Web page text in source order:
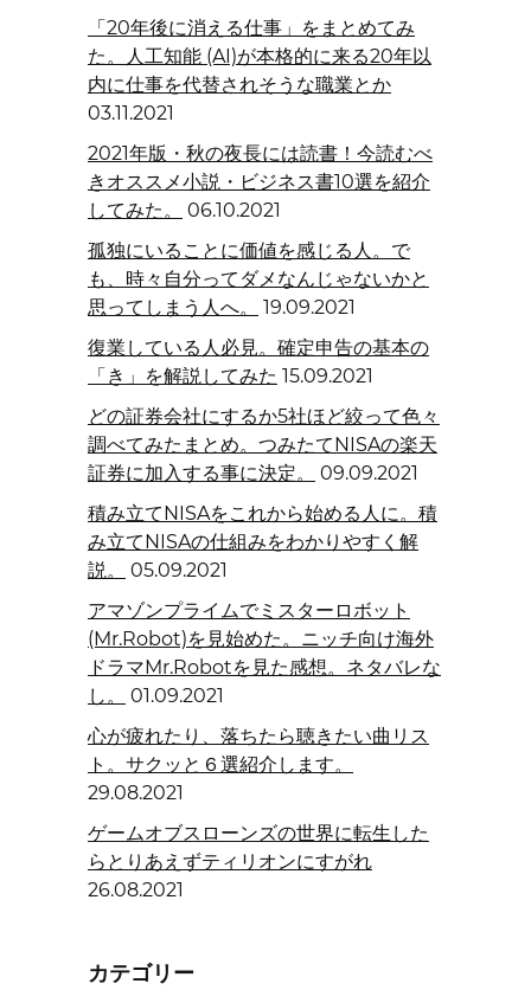
「20年後に消える仕事」をまとめてみ
た。人工知能 (AI)が本格的に来る20年以
内に仕事を代替されそうな職業とか
03.11.2021
2021年版・秋の夜長には読書！今読むべ
きオススメ小説・ビジネス書10選を紹介
してみた。
06.10.2021
孤独にいることに価値を感じる人。で
も、時々自分ってダメなんじゃないかと
思ってしまう人へ。
19.09.2021
復業している人必見。確定申告の基本の
「き」を解説してみた 15.09.2021
どの証券会社にするか5社ほど絞って色々
調べてみたまとめ。つみたてNISAの楽天
証券に加入する事に決定。
09.09.2021
積み立てNISAをこれから始める人に。積
み立てNISAの仕組みをわかりやすく解
説。
05.09.2021
アマゾンプライムでミスターロボット
(Mr.Robot)を見始めた。ニッチ向け海外
ドラマMr.Robotを見た感想。ネタバレな
し。
01.09.2021
心が疲れたり、落ちたら聴きたい曲リス
ト。サクッと６選紹介します。
29.08.2021
ゲームオブスローンズの世界に転生した
らとりあえずティリオンにすがれ
26.08.2021
カテゴリー